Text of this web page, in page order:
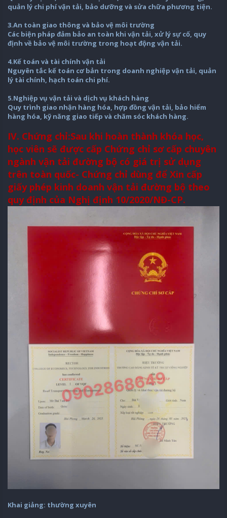
quản lý chi phí vận tải, bảo dưỡng và sửa chữa phương tiện.
3.An toàn giao thông và bảo vệ môi trường
Các biện pháp đảm bảo an toàn khi vận tải, xử lý sự cố, quy
định về bảo vệ môi trường trong hoạt động vận tải.
4.Kế toán và tài chính vận tải
Nguyên tắc kế toán cơ bản trong doanh nghiệp vận tải, quản
lý tài chính, hạch toán chi phí.
5.Nghiệp vụ vận tải và dịch vụ khách hàng
Quy trình giao nhận hàng hóa, hợp đồng vận tải, bảo hiểm
hàng hóa, kỹ năng giao tiếp và chăm sóc khách hàng.
IV. Chứng chỉ:Sau khi hoàn thành khóa học,
học viên sẽ được cấp Chứng chỉ sơ cấp chuyên
ngành vận tải đường bộ có giá trị sử dụng
trên toàn quốc- Chứng chỉ dùng để Xin cấp
giấy phép kinh doanh vận tải đường bộ theo
quy định của Nghị định 10/2020/NĐ-CP.
Khai giảng: thường xuyên